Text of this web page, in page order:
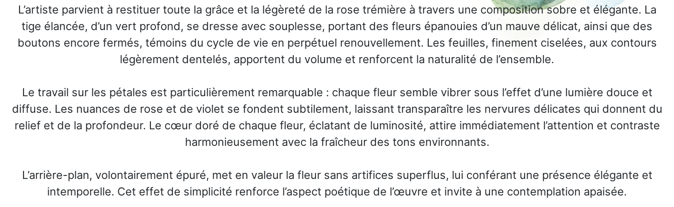
L’artiste parvient à restituer toute la grâce et la légèreté de la rose trémière à travers une composition sobre et élégante. La
tige élancée, d’un vert profond, se dresse avec souplesse, portant des fleurs épanouies d’un mauve délicat, ainsi que des
boutons encore fermés, témoins du cycle de vie en perpétuel renouvellement. Les feuilles, finement ciselées, aux contours
légèrement dentelés, apportent du volume et renforcent la naturalité de l’ensemble.
Le travail sur les pétales est particulièrement remarquable : chaque fleur semble vibrer sous l’effet d’une lumière douce et
diffuse. Les nuances de rose et de violet se fondent subtilement, laissant transparaître les nervures délicates qui donnent du
relief et de la profondeur. Le cœur doré de chaque fleur, éclatant de luminosité, attire immédiatement l’attention et contraste
harmonieusement avec la fraîcheur des tons environnants.
L’arrière-plan, volontairement épuré, met en valeur la fleur sans artifices superflus, lui conférant une présence élégante et
intemporelle. Cet effet de simplicité renforce l’aspect poétique de l’œuvre et invite à une contemplation apaisée.